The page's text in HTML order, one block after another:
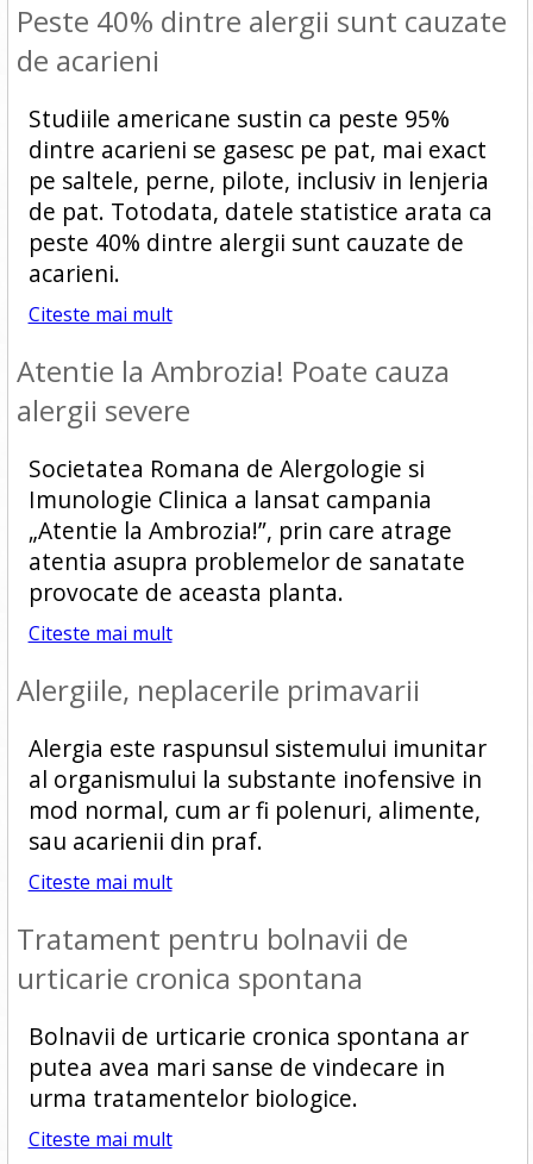
Peste 40% dintre alergii sunt cauzate
de acarieni
Studiile americane sustin ca peste 95%
dintre acarieni se gasesc pe pat, mai exact
pe saltele, perne, pilote, inclusiv in lenjeria
de pat. Totodata, datele statistice arata ca
peste 40% dintre alergii sunt cauzate de
acarieni.
Citeste mai mult
Atentie la Ambrozia! Poate cauza
alergii severe
Societatea Romana de Alergologie si
Imunologie Clinica a lansat campania
„Atentie la Ambrozia!”, prin care atrage
atentia asupra problemelor de sanatate
provocate de aceasta planta.
Citeste mai mult
Alergiile, neplacerile primavarii
Alergia este raspunsul sistemului imunitar
al organismului la substante inofensive in
mod normal, cum ar fi polenuri, alimente,
sau acarienii din praf.
Citeste mai mult
Tratament pentru bolnavii de
urticarie cronica spontana
Bolnavii de urticarie cronica spontana ar
putea avea mari sanse de vindecare in
urma tratamentelor biologice.
Citeste mai mult